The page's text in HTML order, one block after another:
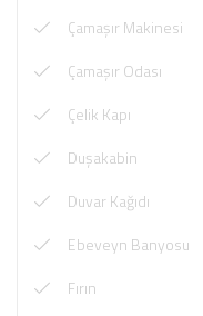
Çamaşır Makinesi
Çamaşır Odası
Çelik Kapı
Duşakabin
Duvar Kağıdı
Ebeveyn Banyosu
Fırın